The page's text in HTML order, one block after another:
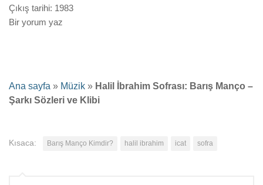
Çıkış tarihi: 1983
Bir yorum yaz
Ana sayfa » Müzik » Halil İbrahim Sofrası: Barış Manço –
Şarkı Sözleri ve Klibi
Kısaca: Barış Manço Kimdir? halil ibrahim icat sofra